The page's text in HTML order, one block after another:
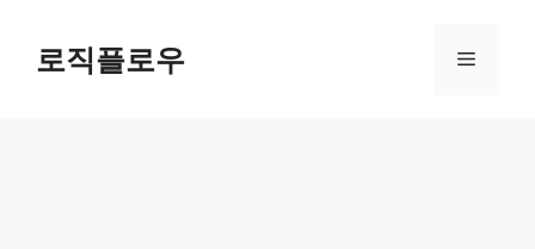
content로직플로우 Menu